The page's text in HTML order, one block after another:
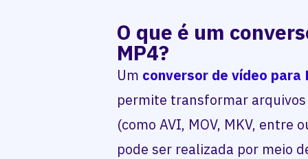
O que é um
MP4?
Um conversor de vídeo para
permite transformar
(como AVI, MOV, MKV, entre
pode ser realizada por meio